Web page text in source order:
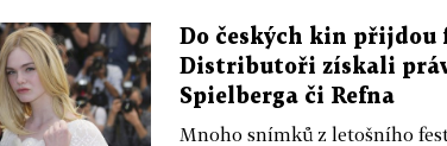
Do českých kin přijdou
Distributoři získali
Spielberga či Refna
Mnoho snímků z letošního